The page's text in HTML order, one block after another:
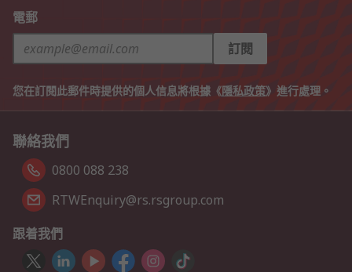
電郵
訂閱
您在訂閱此郵件時提供的個人信息將根據《隱私政策》進行處理。
聯絡我們
0800 088 238
RTWEnquiry@rs.rsgroup.com
跟着我們